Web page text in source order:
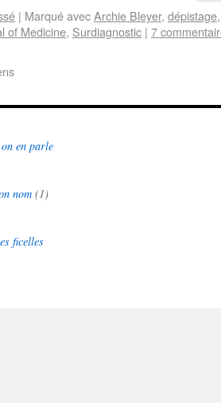
| Marqué avecArchie Bleyer, dépistage
of Medicine, Surdiagnostic | 7
en parle
nom(1)
ficelles